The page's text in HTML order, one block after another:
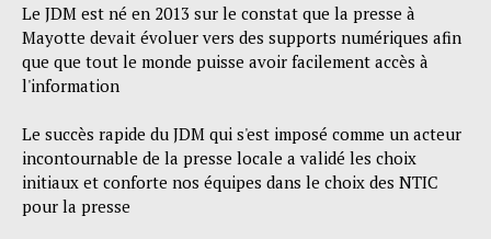
Le JDM est né en 2013 sur le constat que la presse à
Mayotte devait évoluer vers des supports numériques afin
que que tout le monde puisse avoir facilement accès à
l'information
Le succès rapide du JDM qui s'est imposé comme un acteur
incontournable de la presse locale a validé les choix
initiaux et conforte nos équipes dans le choix des NTIC
pour la presse